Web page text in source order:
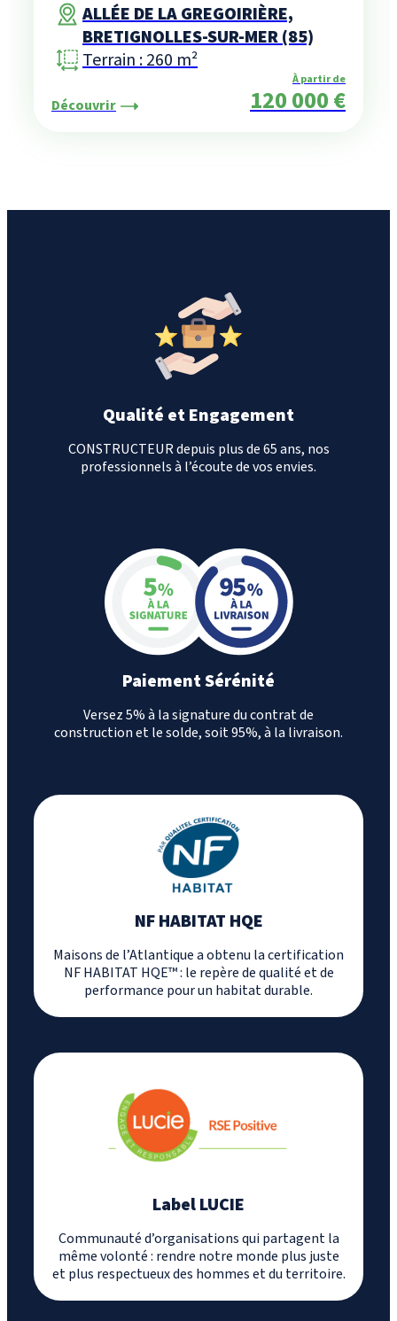
ALLÉE DE LA GREGOIRIÈRE,
BRETIGNOLLES-SUR-MER (85)
Terrain : 260 m²
À partir de
120 000 €
Découvrir
Qualité et Engagement
CONSTRUCTEUR depuis plus de 65 ans, nos
professionnels à l’écoute de vos envies.
Paiement Sérénité
Versez 5% à la signature du contrat de
construction et le solde, soit 95%, à la livraison.
NF HABITAT HQE
Maisons de l’Atlantique a obtenu la certification
NF HABITAT HQE™ : le repère de qualité et de
performance pour un habitat durable.
Label LUCIE
Communauté d’organisations qui partagent la
même volonté : rendre notre monde plus juste
et plus respectueux des hommes et du territoire.